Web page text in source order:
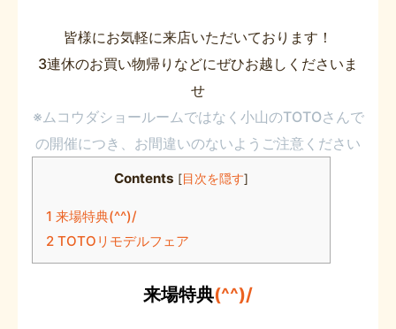
皆様にお気軽に来店いただいております！
3連休のお買い物帰りなどにぜひお越しくださいま
せ
※ムコウダショールームではなく小山のTOTOさんで
の開催につき、お間違いのないようご注意ください
Contents [目次を隠す]
1 来場特典(^^)/
2TOTOリモデルフェア
来場特典(^^)/